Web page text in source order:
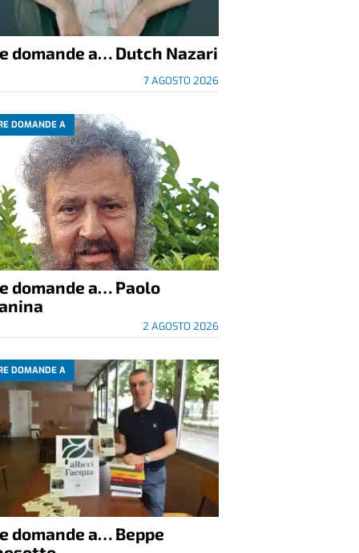
domande a… Dutch Nazari
7 AGOSTO 2026
DOMANDE A
domande a… Paolo
2 AGOSTO 2026
DOMANDE A
domande a… Beppe